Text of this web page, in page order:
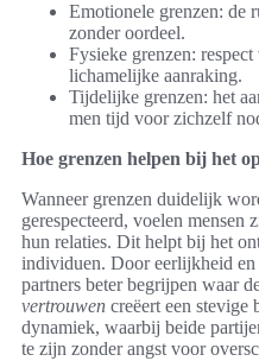
Emotionele grenzen: de
zonder oordeel.
Fysieke grenzen:
lichamelijke aanraking.
Tijdelijke grenzen: het
men tijd voor zichzelf
Hoe grenzen helpen bij het
Wanneer grenzen duidelijk
gerespecteerd, voelen mensen
hun relaties. Dit helpt bij het
individuen. Door eerlijkheid en
partners beter begrijpen waar
vertrouwen creëert een stevige
dynamiek, waarbij beide
te zijn zonder angst voor